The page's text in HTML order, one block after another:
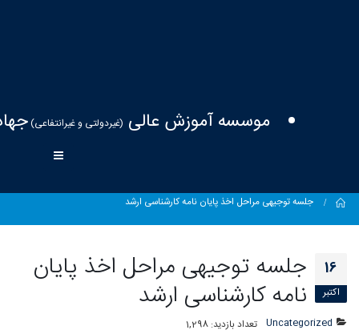
موسسه آموزش عالی (غیردولتی و غیرانتفاعی)
Home
جلسه توجیهی مراحل اخذ پایان نامه کارشناسی ارشد
16
اکتبر
جلسه توجیهی مراحل اخذ پایان
نامه کارشناسی ارشد
Uncategorized تعداد بازدید: 1,298